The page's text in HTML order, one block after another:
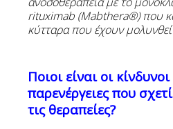
rituximab (Mabthera®)που
κύτταρα που έχουν
Ποιοι είναι οι κίνδυνοι
παρενέργειες που
τις θεραπείες?